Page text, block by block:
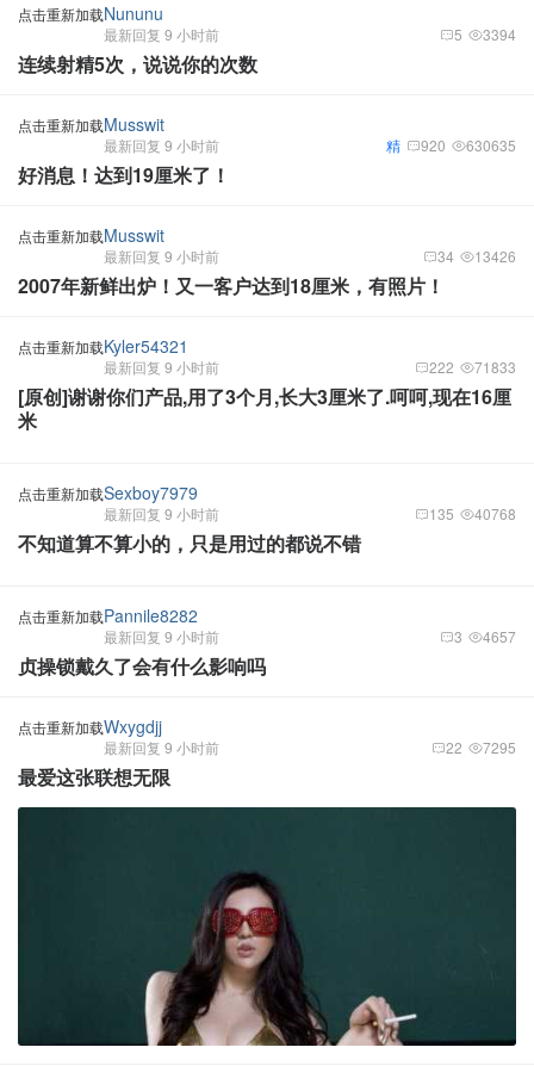
点击重新加载Nununu
最新回复 9 小时前 3394
5
连续射精5次，说说你的次数
点击重新加载Musswit
最新回复 9 小时前 630635
920
精
好消息！达到19厘米了！
点击重新加载Musswit
最新回复 9 小时前 13426
34
2007年新鲜出炉！又一客户达到18厘米，有照片！
点击重新加载Kyler54321
最新回复 9 小时前 71833
222
[原创]谢谢你们产品,用了3个月,长大3厘米了.呵呵,现在16厘
米
点击重新加载Sexboy7979
最新回复 9 小时前 40768
135
不知道算不算小的，只是用过的都说不错
点击重新加载Pannile8282
最新回复 9 小时前 4657
3
贞操锁戴久了会有什么影响吗
点击重新加载Wxygdjj
最新回复 9 小时前 7295
22
最爱这张联想无限